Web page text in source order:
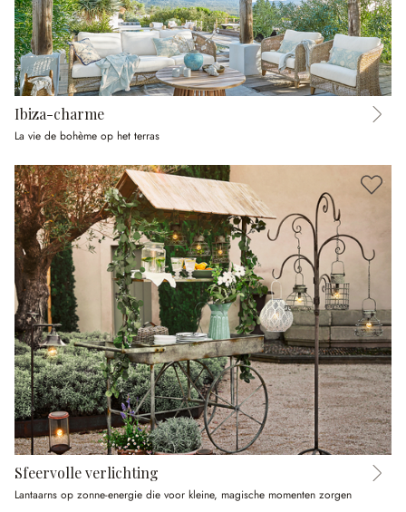
Ibiza-charme
La vie de bohème op het terras
Sfeervolle verlichting
Lantaarns op zonne-energie die voor kleine, magische momenten zorgen